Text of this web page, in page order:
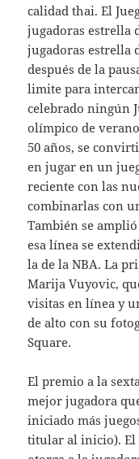
calidad thai. El
jugadoras estrella
jugadoras estrella
después de la
limite para
celebrado ningún
olímpico de
50 años, se
en jugar en un
reciente con las
combinarlas con
También se
esa línea se
la de la NBA. La
Marija Vuyovic,
visitas en línea y
de alto con su
Square.
El premio a la
mejor jugadora
iniciado más
titular al inicio). El